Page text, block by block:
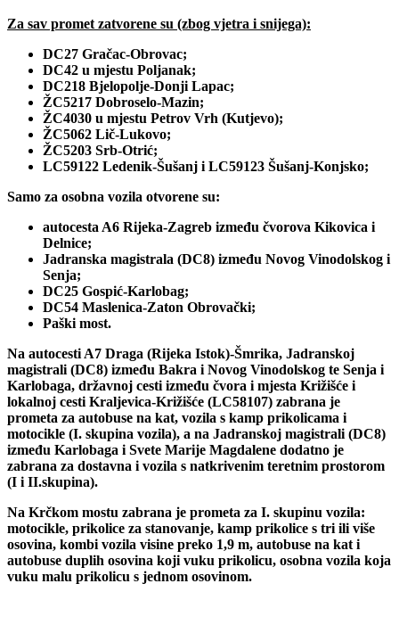
Za sav promet zatvorene su (zbog vjetra i snijega):
DC27 Gračac-Obrovac;
DC42 u mjestu Poljanak;
DC218 Bjelopolje-Donji Lapac;
ŽC5217 Dobroselo-Mazin;
ŽC4030 u mjestu Petrov Vrh (Kutjevo);
ŽC5062 Lič-Lukovo;
ŽC5203 Srb-Otrić;
LC59122 Ledenik-Šušanj i LC59123 Šušanj-Konjsko;
Samo za osobna vozila otvorene su:
autocesta A6 Rijeka-Zagreb između čvorova Kikovica i
Delnice;
Jadranska magistrala (DC8) između Novog Vinodolskog i
Senja;
DC25 Gospić-Karlobag;
DC54 Maslenica-Zaton Obrovački;
Paški most.
Na autocesti A7 Draga (Rijeka Istok)-Šmrika, Jadranskoj
magistrali (DC8) između Bakra i Novog Vinodolskog te Senja i
Karlobaga, državnoj cesti između čvora i mjesta Križišće i
lokalnoj cesti Kraljevica-Križišće (LC58107) zabrana je
prometa za autobuse na kat, vozila s kamp prikolicama i
motocikle (I. skupina vozila), a na Jadranskoj magistrali (DC8)
između Karlobaga i Svete Marije Magdalene dodatno je
zabrana za dostavna i vozila s natkrivenim teretnim prostorom
(I i II.skupina).
Na Krčkom mostu zabrana je prometa za I. skupinu vozila:
motocikle, prikolice za stanovanje, kamp prikolice s tri ili više
osovina, kombi vozila visine preko 1,9 m, autobuse na kat i
autobuse duplih osovina koji vuku prikolicu, osobna vozila koja
vuku malu prikolicu s jednom osovinom.